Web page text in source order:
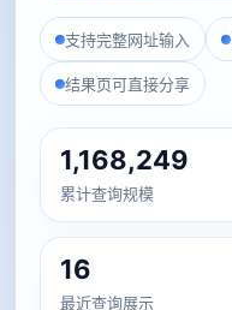
支持完整网址输入
结果页可直接分享
1,168,249
累计查询规模
16
最近查询展示